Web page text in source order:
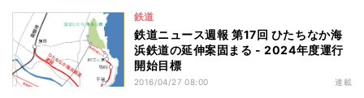
鉄道
鉄道ニュース週報 第17回 ひたちなか海
浜鉄道の延伸案固まる - 2024年度運行
開始目標
2016/04/27 08:00 連載